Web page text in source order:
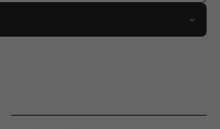
MagSafe-kompatibel, Stöttålig